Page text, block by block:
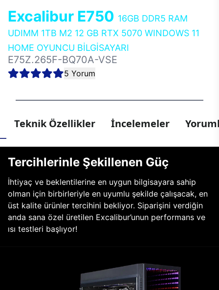
Excalibur E750 16GB DDR5 RAM
UDIMM 1TB M2 12 GB RTX 5070 WINDOWS 11
HOME OYUNCU BİLGİSAYARI
E75Z.265F-BQ70A-VSE
5 Yorum
Teknik Özellikler İncelemeler
Tercihlerinle Şekillenen Güç
İhtiyaç ve beklentilerine en uygun bilgisayara sahip
olman için birbirleriyle en uyumlu şekilde çalışacak, en
üst kalite ürünler tercihini bekliyor. Siparişini verdiğin
anda sana özel üretilen Excalibur’unun performans ve
ısı testleri başlıyor!